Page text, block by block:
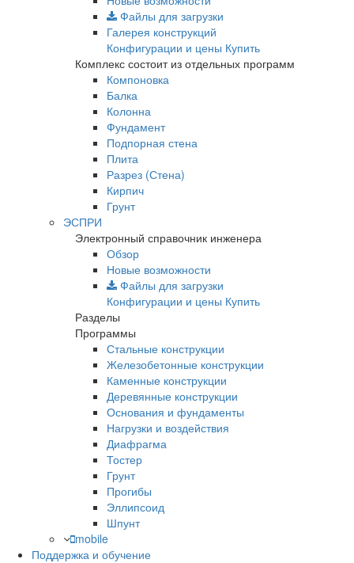
Файлы для загрузки
Галерея конструкций
Конфигурации и цены Купить
Комплекс состоит из отдельных программ
Компоновка
Балка
Колонна
Фундамент
Подпорная стена
Плита
Разрез (Стена)
Кирпич
Грунт
ЭСПРИ
Электронный справочник инженера
Обзор
Новые возможности
Файлы для загрузки
Конфигурации и цены Купить
Разделы
Программы
Стальные конструкции
Железобетонные конструкции
Каменные конструкции
Деревянные конструкции
Основания и фундаменты
Нагрузки и воздействия
Диафрагма
Тостер
Грунт
Прогибы
Эллипсоид
Шпунт
mobile
Поддержка и обучение